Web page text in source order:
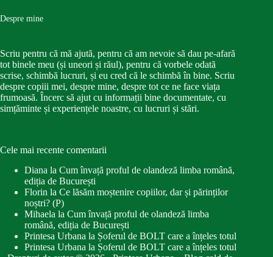
Despre mine
Scriu pentru că mă ajută, pentru că am nevoie să dau pe-afară
tot binele meu (și uneori și răul), pentru că vorbele odată
scrise, schimbă lucruri, și eu cred că le schimbă în bine. Scriu
despre copiii mei, despre mine, despre tot ce ne face viața
frumoasă. Încerc să ajut cu informații bine documentate, cu
simțăminte și experiențele noastre, cu lucruri și stări.
Cele mai recente comentarii
Diana la Cum învață proful de olandeză limba română,
ediția de București
Florin la Ce lăsăm moștenire copiilor, dar și părinților
noștri? (P)
Mihaela la Cum învață proful de olandeză limba
română, ediția de București
Printesa Urbana la Șoferul de BOLT care a înțeles totul
Printesa Urbana la Șoferul de BOLT care a înțeles totul